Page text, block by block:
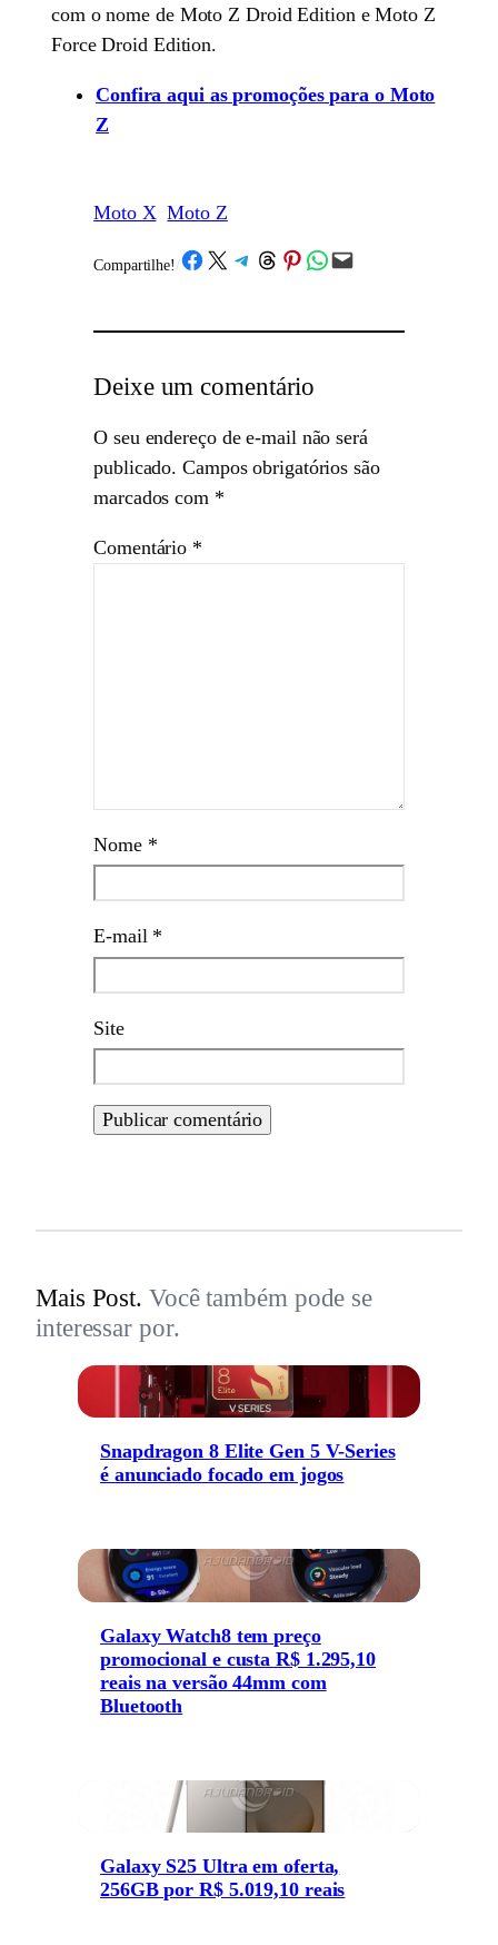
com o nome de Moto Z Droid Edition e Moto Z
Force Droid Edition.
Confira aqui as promoções para o Moto
Z
Moto X Moto Z
Compartilhe!/Share on Facebook
Share on X Share on Telegram
Share on Threads
Share on Pinterest
Share on WhatsApp
Email this Page
Deixe um comentário
O seu endereço de e-mail não será
publicado. Campos obrigatórios são
marcados com *
Comentário *
Nome *
E-mail *
Site
Mais Post. Você também pode se
interessar por.
Snapdragon 8 Elite Gen 5 V-Series
é anunciado focado em jogos
Galaxy Watch8 tem preço
promocional e custa R$ 1.295,10
reais na versão 44mm com
Bluetooth
Galaxy S25 Ultra em oferta,
256GB por R$ 5.019,10 reais